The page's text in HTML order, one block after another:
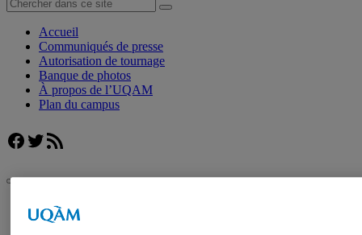
Accueil
Communiqués de presse
Autorisation de tournage
Banque de photos
À propos de l’UQAM
Plan du campus
Facebook
Twitter
Flux RSS
UQAM
Salle de presse